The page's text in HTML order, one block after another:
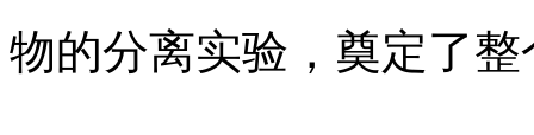
物的分离实验，奠定了